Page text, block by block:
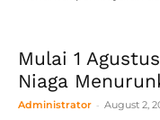
Mulai 1
Niaga
Administrator - August 2,